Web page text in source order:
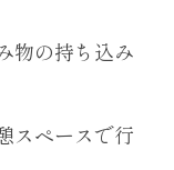
物の持ち込み
スペースで行